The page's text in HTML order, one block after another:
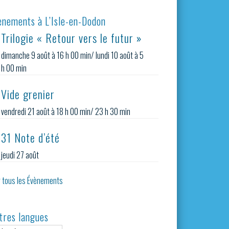
à L’Isle-en-Dodon
Trilogie « Retour vers le futur »
dimanche 9 août à 16 h 00 min/lundi 10 août à 5
h 00 min
Vide grenier
vendredi 21 août à 18 h 00 min/23 h 30 min
31 Note d’été
jeudi 27 août
les Évènements
langues